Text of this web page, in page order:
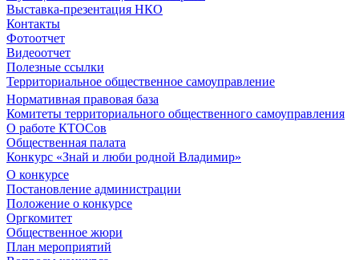
Выставка-презентация НКО
Контакты
Фотоотчет
Видеоотчет
Полезные ссылки
Территориальное общественное самоуправление
Нормативная правовая база
Комитеты территориального общественного самоуправления
О работе КТОСов
Общественная палата
Конкурс «Знай и люби родной Владимир»
О конкурсе
Постановление администрации
Положение о конкурсе
Оргкомитет
Общественное жюри
План мероприятий